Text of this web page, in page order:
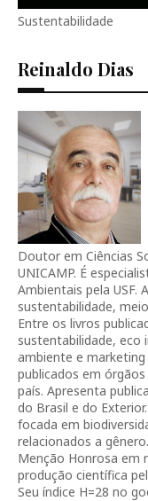
Sustentabilidade
Reinaldo Dias
Doutor em Ciências
UNICAMP. É
Ambientais pela USF.
sustentabilidade,
Entre os livros
sustentabilidade, eco
ambiente e
publicados em
país. Apresenta
do Brasil e do
focada em
relacionados a
Menção Honrosa em
produção científica
Seu índice H=28 no